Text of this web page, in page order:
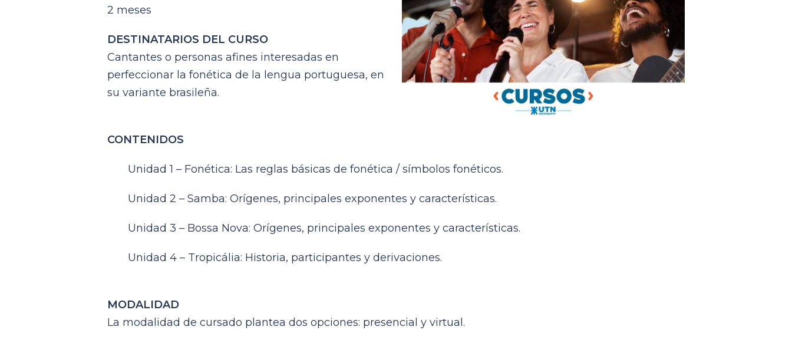
2 meses
DESTINATARIOS DEL CURSO
Cantantes o personas afines interesadas en
perfeccionar la fonética de la lengua portuguesa, en
su variante brasileña.
CONTENIDOS
Unidad 1 – Fonética: Las reglas básicas de fonética / símbolos fonéticos.
Unidad 2 – Samba: Orígenes, principales exponentes y características.
Unidad 3 – Bossa Nova: Orígenes, principales exponentes y características.
Unidad 4 – Tropicália: Historia, participantes y derivaciones.
MODALIDAD
La modalidad de cursado plantea dos opciones: presencial y virtual.